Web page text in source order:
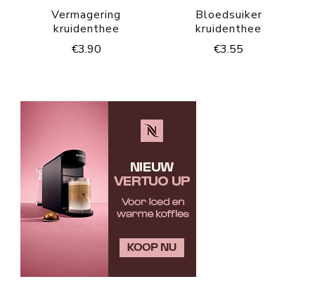
Vermagering
kruidenthee
€3.90
Bloedsuiker
kruidenthee
€3.55